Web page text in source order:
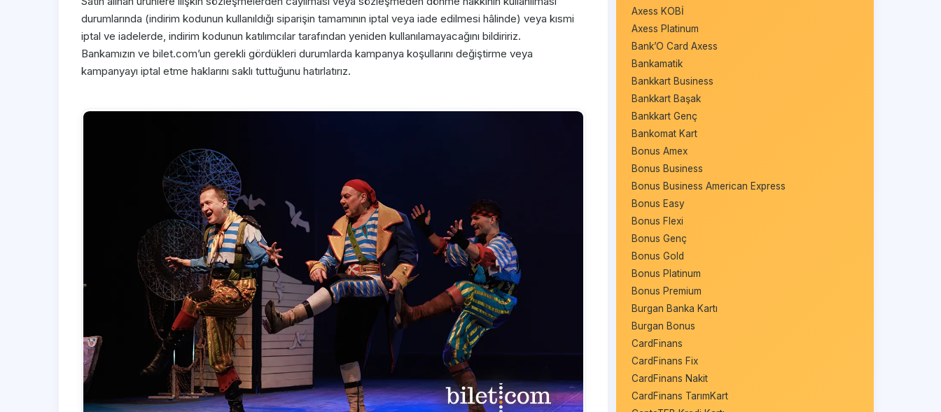
durumlarında (indirim kodunun kullanıldığı siparişin tamamının iptal veya iade edilmesi hâlinde) veya kısmi
iptal ve iadelerde, indirim kodunun katılımcılar tarafından yeniden kullanılamayacağını bildiririz.
Bankamızın ve bilet.com’un gerekli gördükleri durumlarda kampanya koşullarını değiştirme veya
kampanyayı iptal etme haklarını saklı tuttuğunu hatırlatırız.
Axess KOBİ
Axess Platinum
Bank’O Card Axess
Bankamatik
Bankkart Business
Bankkart Başak
Bankkart Genç
Bankomat Kart
Bonus Amex
Bonus Business
Bonus Business American Express
Bonus Easy
Bonus Flexi
Bonus Genç
Bonus Gold
Bonus Platinum
Bonus Premium
Burgan Banka Kartı
Burgan Bonus
CardFinans
CardFinans Fix
CardFinans Nakit
CardFinans TarımKart